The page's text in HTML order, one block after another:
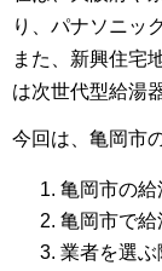
り、パナソニッ
また、新興住宅
は次世代型給湯
今回は、亀岡市
亀岡市の給
亀岡市で
業者を選